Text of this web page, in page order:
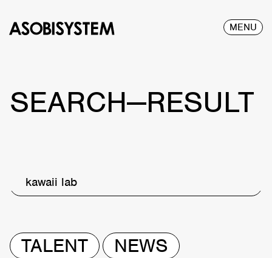
MENU
SEARCH—RESULT
kawaii lab
TALENT
NEWS